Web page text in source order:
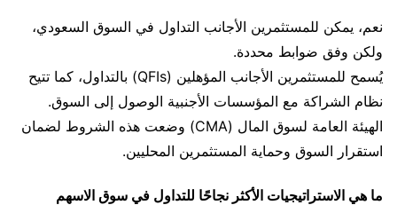
نعم، يمكن للمستثمرين الأجانب التداول في السوق السعودي،
ولكن وفق ضوابط محددة.
يُسمح للمستثمرين الأجانب المؤهلين (QFIs) بالتداول، كما تتيح
نظام الشراكة مع المؤسسات الأجنبية الوصول إلى السوق.
الهيئة العامة لسوق المال (CMA) وضعت هذه الشروط لضمان
استقرار السوق وحماية المستثمرين المحليين.
ما هي الاستراتيجيات الأكثر نجاحًا للتداول في سوق الاسهم